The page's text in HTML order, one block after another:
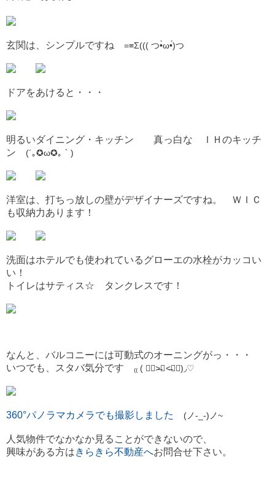
玄関は、シンプルですね =≡Σ((( つ•̀ω•́)つ
ドアをあけると・・・
明るいダイニング・キッチン 真っ白な ＩＨのキッチ
ン (´｡✪ω✪｡｀)
洋室は、打ちっ放しの壁がデザイナーズですね。 ＷＩＣ
も収納力あります！
洗面はホテルでも使われているグローエの水栓がカッコい
い！
トイレはサティス☆ タンクレスです！
なんと、バルコニーには可動式のオーニングがっ・・・
いつでも、スタバ気分です ₍₍ ( ๑॔˃̶◡ ˂̶๑॓)◞♡
360°パノラマカメラでも撮影しました (ノ-_-)ノ~
人気物件でなかなか見ることができないので、
興味がある方はきらきら不動産へお問合せ下さい。